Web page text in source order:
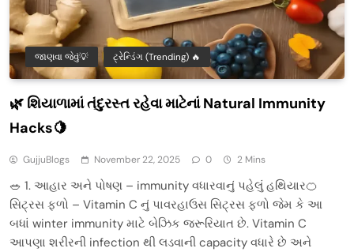
જાણવા જેવું💡 ટ્રેન્ડિંગ (Trending) 🔥
🌿 શિયાળામાં તંદુરસ્ત રહેવા માટેનાં Natural Immunity
Hacks🍋
GujjuBlogs November 22, 2025 0 2 Mins
🥗 1. આહાર અને પોષણ – immunity વધારવાનું પહેલું હથિયાર🍊
સિટ્રસ ફળો – Vitamin C નું પાવરહાઉસ સિટ્રસ ફળો જેમ કે આ
બધાં winter immunity માટે બેઝિક જરૂરિયાત છે. Vitamin C
આપણા શરીરની infection થી લડવાની capacity વધારે છે અને